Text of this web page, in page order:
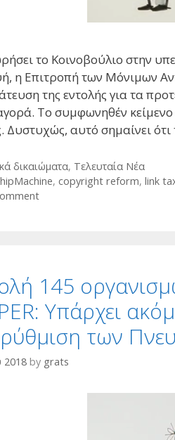
το Κοινοβούλιο στην
η Επιτροπή των Μόνιμων
της εντολής για τα
Το συμφωνηθέν κείμενο
Δυστυχώς, αυτό σημαίνει
δικαιώματα, Τελευταία Νέα
, copyright reform, link
145
Υπάρχει
των
2018 by grats